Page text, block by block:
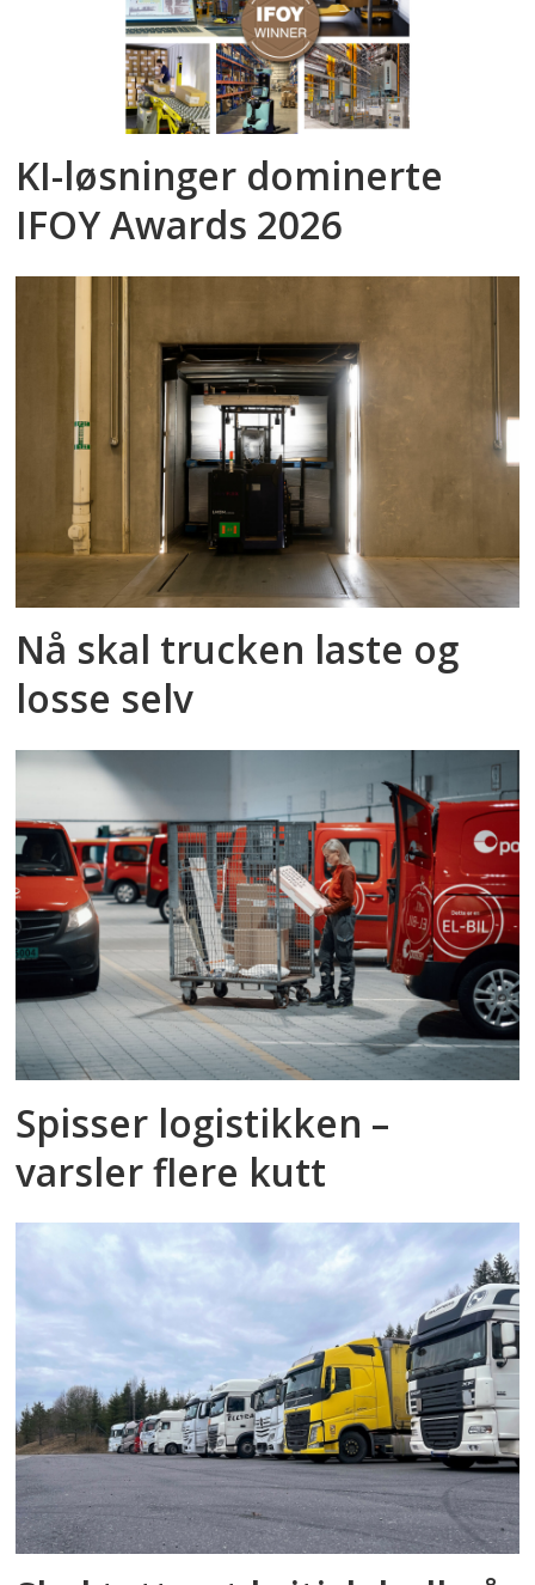
KI-løsninger dominerte
IFOY Awards 2026
Nå skal trucken laste og
losse selv
Spisser logistikken –
varsler flere kutt